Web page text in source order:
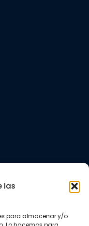
las
para almacenar y/o